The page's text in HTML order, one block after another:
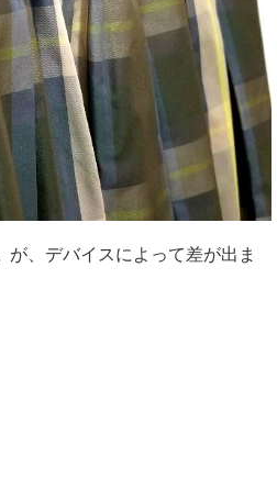
が、デバイスによって差が出ま